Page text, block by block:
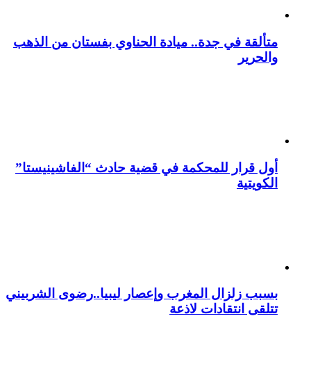
متألقة في جدة.. ميادة الحناوي بفستان من الذهب
والحرير
أول قرار للمحكمة في قضية حادث “الفاشينيستا”
الكويتية
بسبب زلزال المغرب وإعصار ليبيا..رضوى الشربيني
تتلقى انتقادات لاذعة